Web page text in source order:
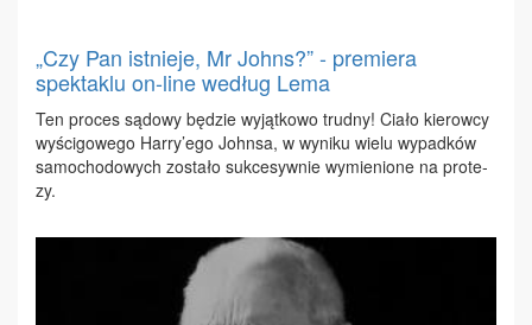
„Czy Pan istnieje, Mr Johns?” - premiera
spektaklu on-line według Lema
Ten pro­ces są­do­wy bę­dzie wy­jąt­ko­wo trud­ny! Cia­ło kie­row­cy
wy­ści­go­we­go Har­ry’ego John­sa, w wy­ni­ku wie­lu wy­pad­ków
sa­mo­cho­do­wych zo­sta­ło suk­ce­syw­nie wy­mie­nio­ne na pro­te­
zy.